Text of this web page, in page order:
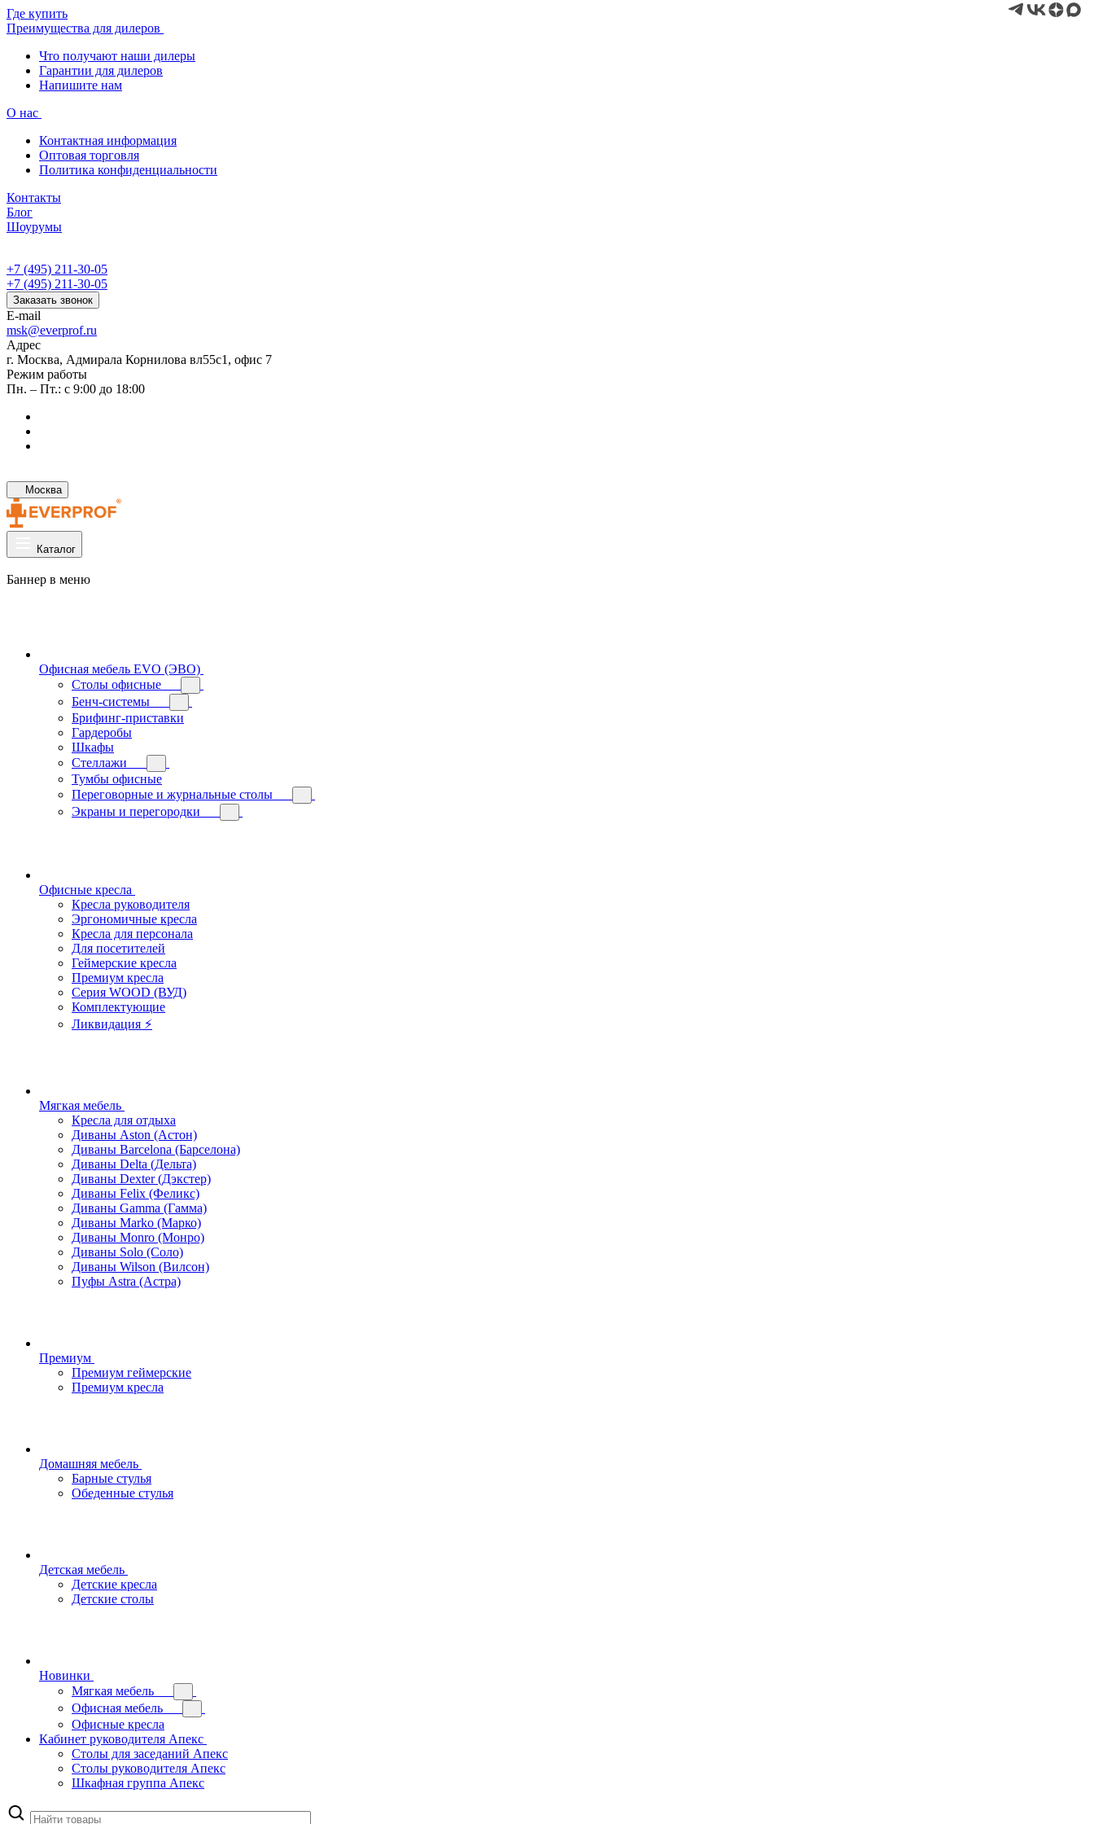
Где купить
Преимущества для дилеров
Что получают наши дилеры
Гарантии для дилеров
Напишите нам
О нас
Контактная информация
Оптовая торговля
Политика конфиденциальности
Контакты
Блог
Шоурумы
+7 (495) 211-30-05
+7 (495) 211-30-05
Заказать звонок
E-mail
msk@everprof.ru
Адрес
г. Москва, Адмирала Корнилова вл55с1, офис 7
Режим работы
Пн. – Пт.: с 9:00 до 18:00
Москва
Каталог
Баннер в меню
Офисная мебель EVO (ЭВО)
Cтолы офисные
Бенч-системы
Брифинг-приставки
Гардеробы
Шкафы
Стеллажи
Тумбы офисные
Переговорные и журнальные столы
Экраны и перегородки
Офисные кресла
Кресла руководителя
Эргономичные кресла
Кресла для персонала
Для посетителей
Геймерские кресла
Премиум кресла
Серия WOOD (ВУД)
Комплектующие
Ликвидация ⚡
Мягкая мебель
Кресла для отдыха
Диваны Aston (Астон)
Диваны Barcelona (Барселона)
Диваны Delta (Дельта)
Диваны Dexter (Дэкстер)
Диваны Felix (Феликс)
Диваны Gamma (Гамма)
Диваны Marko (Марко)
Диваны Monro (Монро)
Диваны Solo (Соло)
Диваны Wilson (Вилсон)
Пуфы Astra (Астра)
Премиум
Премиум геймерские
Премиум кресла
Домашняя мебель
Барные стулья
Обеденные стулья
Детская мебель
Детские кресла
Детские столы
Новинки
Мягкая мебель
Офисная мебель
Офисные кресла
Кабинет руководителя Апекс
Столы для заседаний Апекс
Столы руководителя Апекс
Шкафная группа Апекс